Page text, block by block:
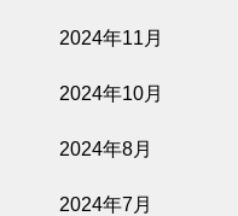
2024年11月
2024年10月
2024年8月
2024年7月